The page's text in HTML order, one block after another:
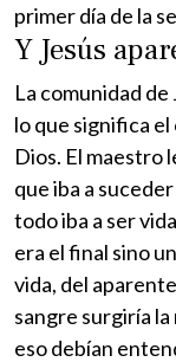
primer día de la
Y Jesús
La comunidad
lo que significa
Dios. El maestro
que iba a
todo iba a ser
era el final sino
vida, del
sangre surgiría
eso debían